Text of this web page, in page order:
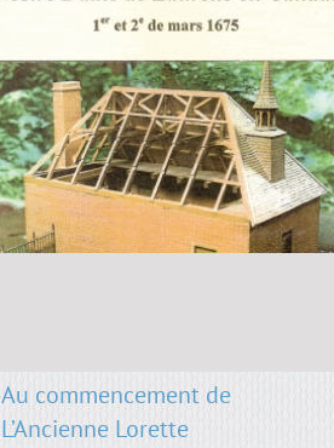
Au commencement de
L’Ancienne Lorette